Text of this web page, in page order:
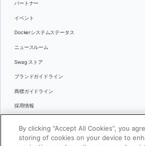
パートナー
イベント
Dockerシステムステータス
ニュースルーム
Swag ストア
ブランドガイドライン
商標ガイドライン
採用情報
言語By clicking “Accept All Cookies”, you
storing of cookies on your device to